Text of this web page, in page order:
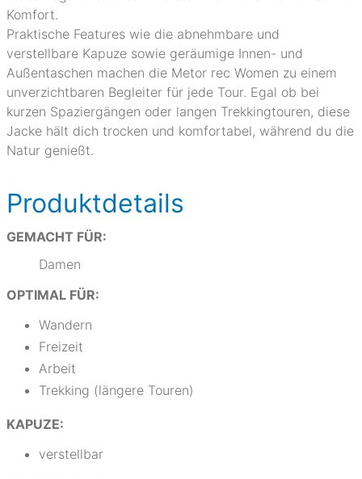
Komfort.
Praktische Features wie die abnehmbare und
verstellbare Kapuze sowie geräumige Innen- und
Außentaschen machen die Metor rec Women zu einem
unverzichtbaren Begleiter für jede Tour. Egal ob bei
kurzen Spaziergängen oder langen Trekkingtouren, diese
Jacke hält dich trocken und komfortabel, während du die
Natur genießt.
Produktdetails
GEMACHT FÜR:
Damen
OPTIMAL FÜR:
Wandern
Freizeit
Arbeit
Trekking (längere Touren)
KAPUZE:
verstellbar